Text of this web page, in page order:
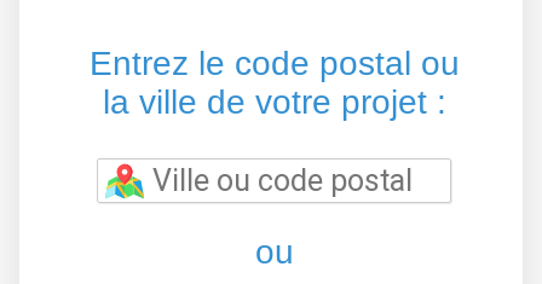
Entrez le code postal ou
la ville de votre projet :
ou